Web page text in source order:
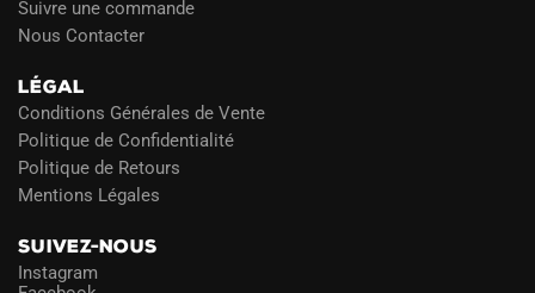
Suivre une commande
Nous Contacter
LÉGAL
Conditions Générales de Vente
Politique de Confidentialité
Politique de Retours
Mentions Légales
SUIVEZ-NOUS
Instagram